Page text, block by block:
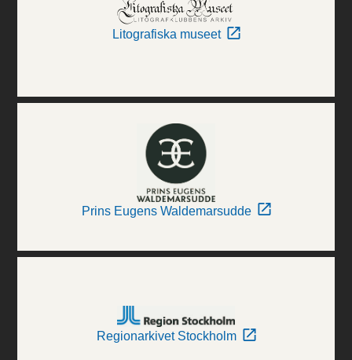
Litografiska museet
Prins Eugens Waldemarsudde
Regionarkivet Stockholm